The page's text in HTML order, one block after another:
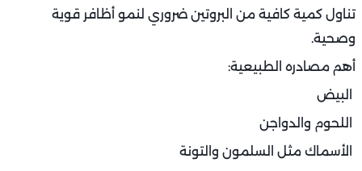
تناول كمية كافية من البروتين ضروري لنمو أظافر قوية
وصحية.
أهم مصادره الطبيعية:
البيض
اللحوم والدواجن
الأسماك مثل السلمون والتونة